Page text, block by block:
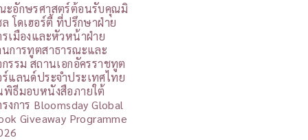
ะอักษรศาสตร์ต้อนรับคุณมิ
ล โดเฮอร์ตี้ ที่ปรึกษาฝ่าย
รเมืองและหัวหน้าฝ่าย
นการทูตสาธารณะและ
กรรม สถานเอกอัครราชทูต
ร์แลนด์ประจำประเทศไทย
พิธีมอบหนังสือภายใต้
รงการ Bloomsday Global
Giveaway Programme